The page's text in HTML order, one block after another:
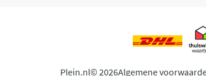
Plein.nl© 2026Algemene